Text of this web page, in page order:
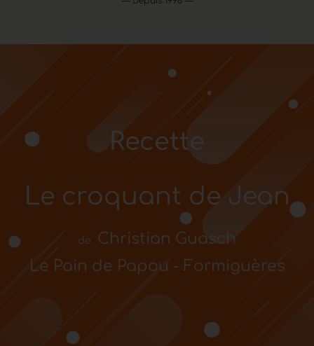
Recette
Le croquant de Jean
de
Christian Guasch
Le Pain de Papou - Formiguères